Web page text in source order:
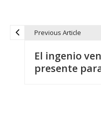
Previous Article
El ingenio
presente